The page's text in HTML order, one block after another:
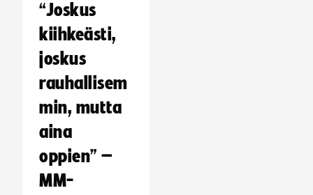
“Joskus
kiihkeästi,
joskus
rauhallisem
min, mutta
aina
oppien” –
MM-